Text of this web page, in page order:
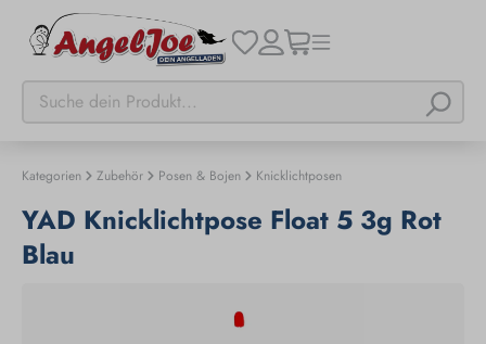
Kategorien Zubehör Posen & Bojen Knicklichtposen
YAD Knicklichtpose Float 5 3g Rot
Blau